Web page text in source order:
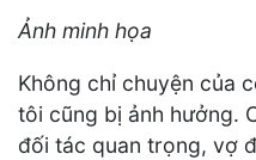
Ảnh minh họa
Không chỉ chuyện của
tôi cũng bị ảnh hưởng.
đối tác quan trọng, vợ